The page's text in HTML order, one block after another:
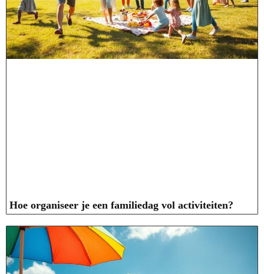
Hoe organiseer je een familiedag vol activiteiten?